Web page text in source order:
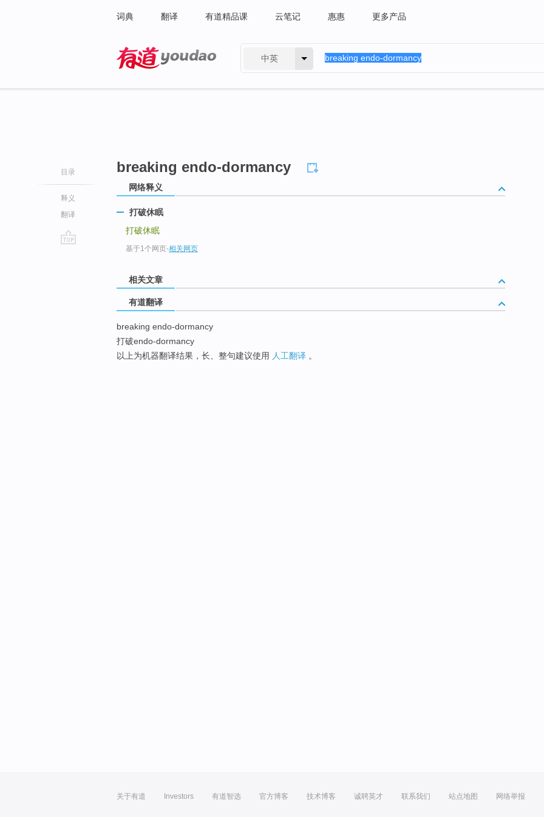
词典 翻译 有道精品课 云笔记 惠惠 更多产品
中英
目录
释义
翻译
breaking endo-dormancy
网络释义
打破休眠
打破休眠
基于1个网页-相关网页
相关文章
有道翻译
breaking endo-dormancy
打破endo-dormancy
以上为机器翻译结果，长、整句建议使用 人工翻译 。
关于有道 Investors 有道智选 官方博客 技术博客 诚聘英才 联系我们 站点地图 网络举报